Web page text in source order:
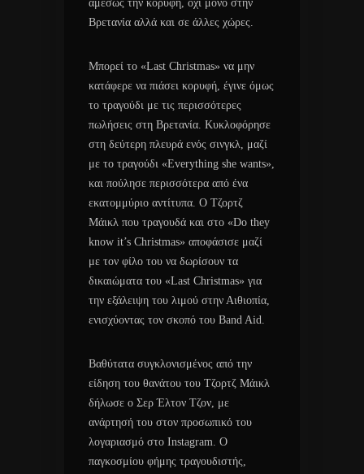
αμέσως την κορυφή, όχι μόνο στην
Βρετανία αλλά και σε άλλες χώρες.
Μπορεί το «Last Christmas» να μην
κατάφερε να πιάσει κορυφή, έγινε όμως
το τραγούδι με τις περισσότερες
πωλήσεις στη Βρετανία. Κυκλοφόρησε
στη δεύτερη πλευρά ενός σινγκλ, μαζί
με το τραγούδι «Εverything she wants»,
και πούλησε περισσότερα από ένα
εκατομμύριο αντίτυπα. Ο Τζορτζ
Μάικλ που τραγουδά και στο «Do they
know it’s Christmas» αποφάσισε μαζί
με τον φίλο του να δωρίσουν τα
δικαιώματα του «Last Christmas» για
την εξάλειψη του λιμού στην Αιθιοπία,
ενισχύοντας τον σκοπό του Band Aid.
Βαθύτατα συγκλονισμένος από την
είδηση του θανάτου του Τζορτζ Μάικλ
δήλωσε ο Σερ Έλτον Τζον, με
ανάρτησή του στον προσωπικό του
λογαριασμό στο Instagram. Ο
παγκοσμίου φήμης τραγουδιστής,